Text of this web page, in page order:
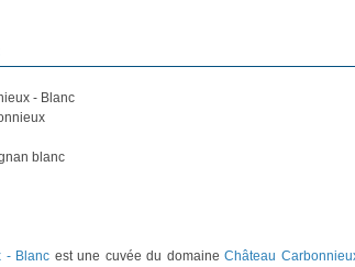
- Blanc
blanc
- Blanc est une cuvée du domaineChâteau